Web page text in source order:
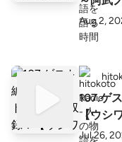
（
観光局
や
きー ▼番組概要 https://linktr.ee/
o ▼運営 株式会社ムラシゴト ▼後援 NPO法人
「
Aug 2,
107.ゲ
【ウシ
Jul 26,